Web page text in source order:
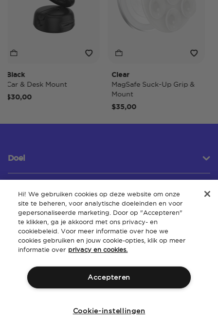
& Desk Mount
Clear
MagSafe Suck-Up Grip &
Mount
$35,00
Doel
Klantenservice
Over
Hi! We gebruiken cookies op deze website om onze
site te beheren, voor analytische doeleinden en voor
gepersonaliseerde marketing. Door op "Accepteren"
te klikken, ga je akkoord met ons privacy- en
cookiebeleid. Voor meer informatie over hoe we
cookies gebruiken en jouw cookie-opties, klik op meer
informatie over privacy en cookies.
Accepteren
Cookie-instellingen